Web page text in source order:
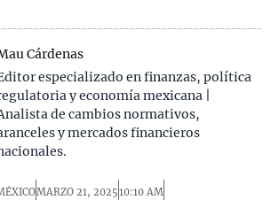
Cárdenas
especializado en finanzas, política
y economía mexicana |
de cambios normativos,
y mercados financieros
MARZO 21, 202510:10 AM